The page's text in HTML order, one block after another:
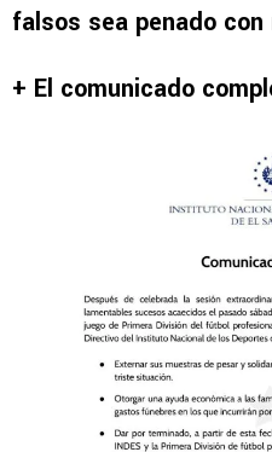
falsos sea penado
+ El comunicado